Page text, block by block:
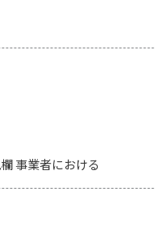
事業者における